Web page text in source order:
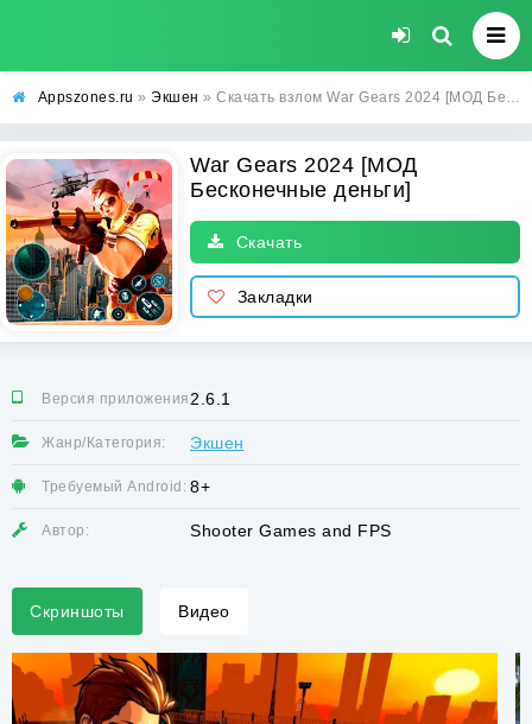
Appszones.ru » Экшен » Скачать взлом War Gears 2024 [МОД Бесконечные деньги] на Андроид
War Gears 2024 [МОД
Бесконечные деньги]
Скачать
Закладки
Версия приложения:2.6.1
Жанр/Категория: Экшен
Требуемый Android: 8+
Автор: Shooter Games and FPS
Скриншоты Видео